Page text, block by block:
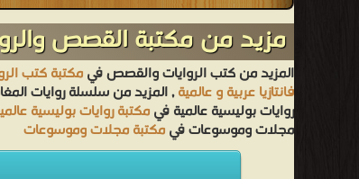
مزيد من مكتبة القصص
المزيد من كتب الروايات والقصص فيمكتبة كتب
فانتازيا عربية و عالمية, المزيد من سلسلة روايات
روايات بوليسية عالمية فيمكتبة روايات بوليسية
مجلات وموسوعات فيمكتبة مجلات وموسوعات